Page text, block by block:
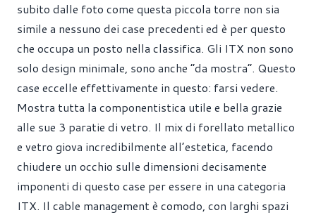
subito dalle foto come questa piccola torre non sia
simile a nessuno dei case precedenti ed è per questo
che occupa un posto nella classifica. Gli ITX non sono
solo design minimale, sono anche “da mostra”. Questo
case eccelle effettivamente in questo: farsi vedere.
Mostra tutta la componentistica utile e bella grazie
alle sue 3 paratie di vetro. Il mix di forellato metallico
e vetro giova incredibilmente all’estetica, facendo
chiudere un occhio sulle dimensioni decisamente
imponenti di questo case per essere in una categoria
ITX. Il cable management è comodo, con larghi spazi